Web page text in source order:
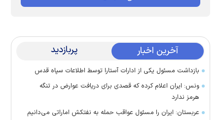
آخرین اخبار پربازدید
بازداشت مسئول یکی از ادارات آستارا توسط اطلاعات سپاه قدس
ونس: ایران اعلام کرده که قصدی برای دریافت عوارض در تنگه
هرمز ندارد
عربستان: ایران را مسئول عواقب حمله به نفتکش اماراتی می‌دانیم